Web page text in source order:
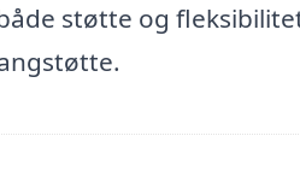
støtte og